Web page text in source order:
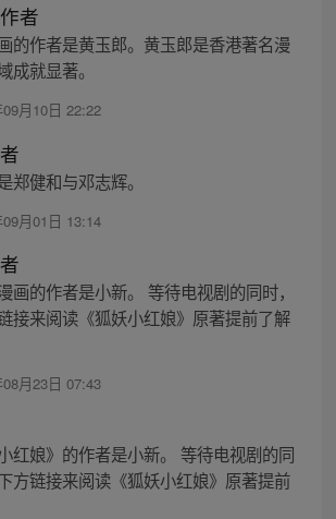
者
的作者是黄玉郎。黄玉郎是香港著名漫
成就显著。
月10日 22:22
郑健和与邓志辉。
09月01日 13:14
画的作者是小新。 等待电视剧的同时，
接来阅读《狐妖小红娘》原著提前了解
08月23日 07:43
红娘》的作者是小新。 等待电视剧的同
方链接来阅读《狐妖小红娘》原著提前